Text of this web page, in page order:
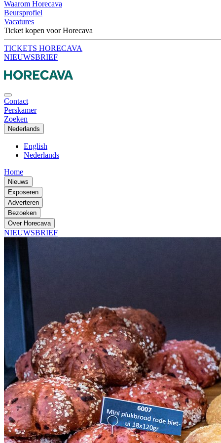
Waarom Horecava
Beursprofiel
Vacatures
Ticket kopen voor Horecava
TICKETS HORECAVA
NIEUWSBRIEF
Contact
Perskamer
Zoeken
Nederlands
English
Nederlands
Home
Nieuws
Exposeren
Adverteren
Bezoeken
Over Horecava
NIEUWSBRIEF